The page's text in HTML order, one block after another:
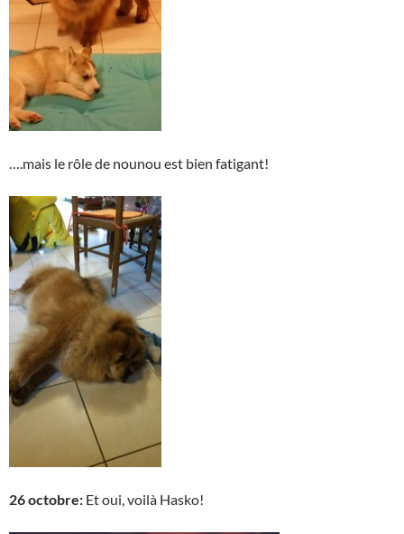
….mais le rôle de nounou est bien fatigant!
26 octobre: Et oui, voilà Hasko!